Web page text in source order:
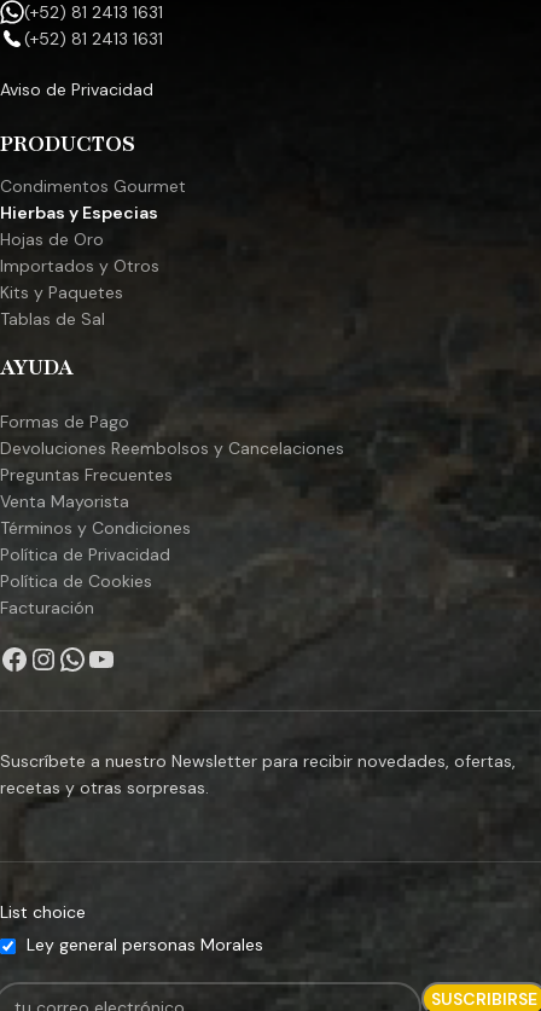
(+52) 81 2413 1631
(+52) 81 2413 1631
Aviso de Privacidad
PRODUCTOS
Condimentos Gourmet
Hierbas y Especias
Hojas de Oro
Importados y Otros
Kits y Paquetes
Tablas de Sal
AYUDA
Formas de Pago
Devoluciones Reembolsos y Cancelaciones
Preguntas Frecuentes
Venta Mayorista
Términos y Condiciones
Política de Privacidad
Política de Cookies
Facturación
Suscríbete a nuestro Newsletter para recibir novedades, ofertas,
recetas y otras sorpresas.
List choice
Ley general personas Morales